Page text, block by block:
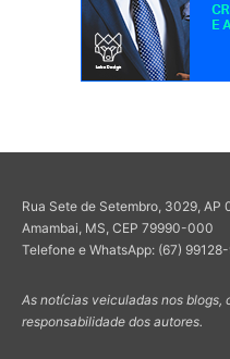
Rua Sete de Setembro, 3029, AP
Amambai, MS, CEP 79990-000
Telefone e WhatsApp: (67)
As notícias veiculadas nos blogs,
responsabilidade dos autores.